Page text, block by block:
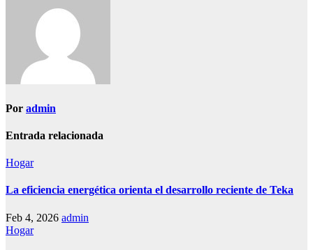
entradas
Por admin
Entrada relacionada
Hogar
La eficiencia energética orienta el desarrollo reciente de Teka
Feb 4, 2026 admin
Hogar